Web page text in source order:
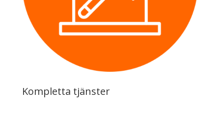
Kompletta tjänster